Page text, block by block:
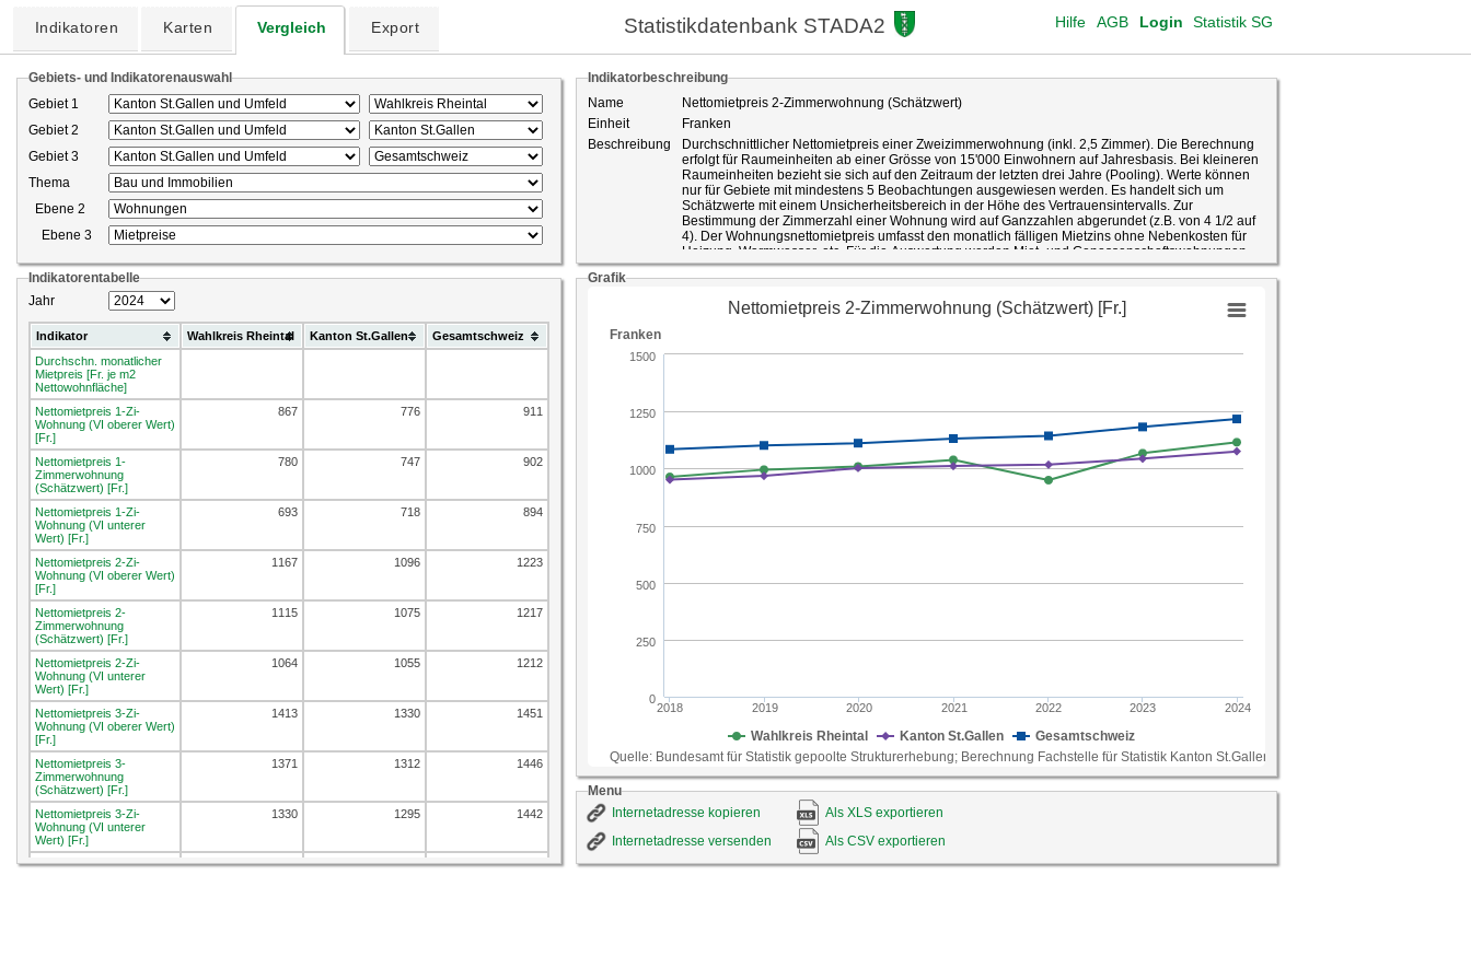
Indikatoren Karten Vergleich Export Statistikdatenbank STADA2 Login Statistik SG
AGB
Hilfe
Gebiets- und Indikatorenauswahl
Gebiet 1
Gebiet 2
Gebiet 3
Thema
Ebene 2
Ebene 3
Indikatorentabelle
Jahr
Indikator Wahlkreis Rheintal Kanton St.Gallen
Gesamtschweiz
Durchschn. monatlicher
Mietpreis [Fr. je m2
Nettowohnfläche]
Nettomietpreis 1-Zi-
Wohnung (VI oberer Wert)
[Fr.]
867 776 911
Nettomietpreis 1-
Zimmerwohnung
(Schätzwert) [Fr.]
780 747 902
Nettomietpreis 1-Zi-
Wohnung (VI unterer
Wert) [Fr.]
693 718 894
Nettomietpreis 2-Zi-
Wohnung (VI oberer Wert)
[Fr.]
1167 1096 1223
Nettomietpreis 2-
Zimmerwohnung
(Schätzwert) [Fr.]
1115 1075 1217
Nettomietpreis 2-Zi-
Wohnung (VI unterer
Wert) [Fr.]
1064 1055 1212
Nettomietpreis 3-Zi-
Wohnung (VI oberer Wert)
[Fr.]
1413 1330 1451
Nettomietpreis 3-
Zimmerwohnung
(Schätzwert) [Fr.]
1371 1312 1446
Nettomietpreis 3-Zi-
Wohnung (VI unterer
Wert) [Fr.]
1330 1295 1442
Nettomietpreis 4-Zi-
1576 1522 1714
Indikatorbeschreibung
Name
Nettomietpreis 2-Zimmerwohnung (Schätzwert)
Einheit
Franken
Beschreibung
Durchschnittlicher Nettomietpreis einer Zweizimmerwohnung (inkl. 2,5 Zimmer). Die Berechnung
erfolgt für Raumeinheiten ab einer Grösse von 15'000 Einwohnern auf Jahresbasis. Bei kleineren
Raumeinheiten bezieht sie sich auf den Zeitraum der letzten drei Jahre (Pooling). Werte können
nur für Gebiete mit mindestens 5 Beobachtungen ausgewiesen werden. Es handelt sich um
Schätzwerte mit einem Unsicherheitsbereich in der Höhe des Vertrauensintervalls. Zur
Bestimmung der Zimmerzahl einer Wohnung wird auf Ganzzahlen abgerundet (z.B. von 4 1/2 auf
4). Der Wohnungsnettomietpreis umfasst den monatlich fälligen Mietzins ohne Nebenkosten für
Heizung, Warmwasser, etc. Für die Auswertung werden Miet- und Genossenschaftswohnungen
berücksichtigt.
Die Angaben zu den Wohnungsnettomietpreisen stammen aus den ab dem Jahr 2010 jährlich
durchgeführten Strukturerhebungen. Die Strukturerhebung basiert auf einer Stichprobe der
Personen der ständigen Wohnbevölkerung, die mindestens 15 Jahre alt sind und in
die Genauigkeit der Ergebnisse zu verbessern. Die Ergebnisse werden sowohl auf Ebene von
Die auf Basis der Strukturerhebungsdaten produzierten Informationen unterliegen einem
Stichprobenfehler und sind deshalb als Schätzungen zu interpretieren. Der Stichprobenfehler der
Schätzwerte wird durch Vertrauensintervalle auf Basis einer Wahrscheinlichkeit von 95 Prozent
ausgewiesen. Beispiel: Schätzwert = 130 mit einem Vertrauensintervall von +/- 7: Mit einer
Wahrscheinlichkeit von 95 Prozent liegt der wahre Wert zwischen 123 und 137.
etwa 28 Prozent der Konsumausgaben aus. Die Höhe und Entwicklung der Mietpreise spielen
Bundesamt für Statistik gepoolte Strukturerhebung; Berechnung Fachstelle für Statistik Kanton
Grafik
Menu
Internetadresse kopieren
Als XLS exportieren
Internetadresse versenden
Als CSV exportieren